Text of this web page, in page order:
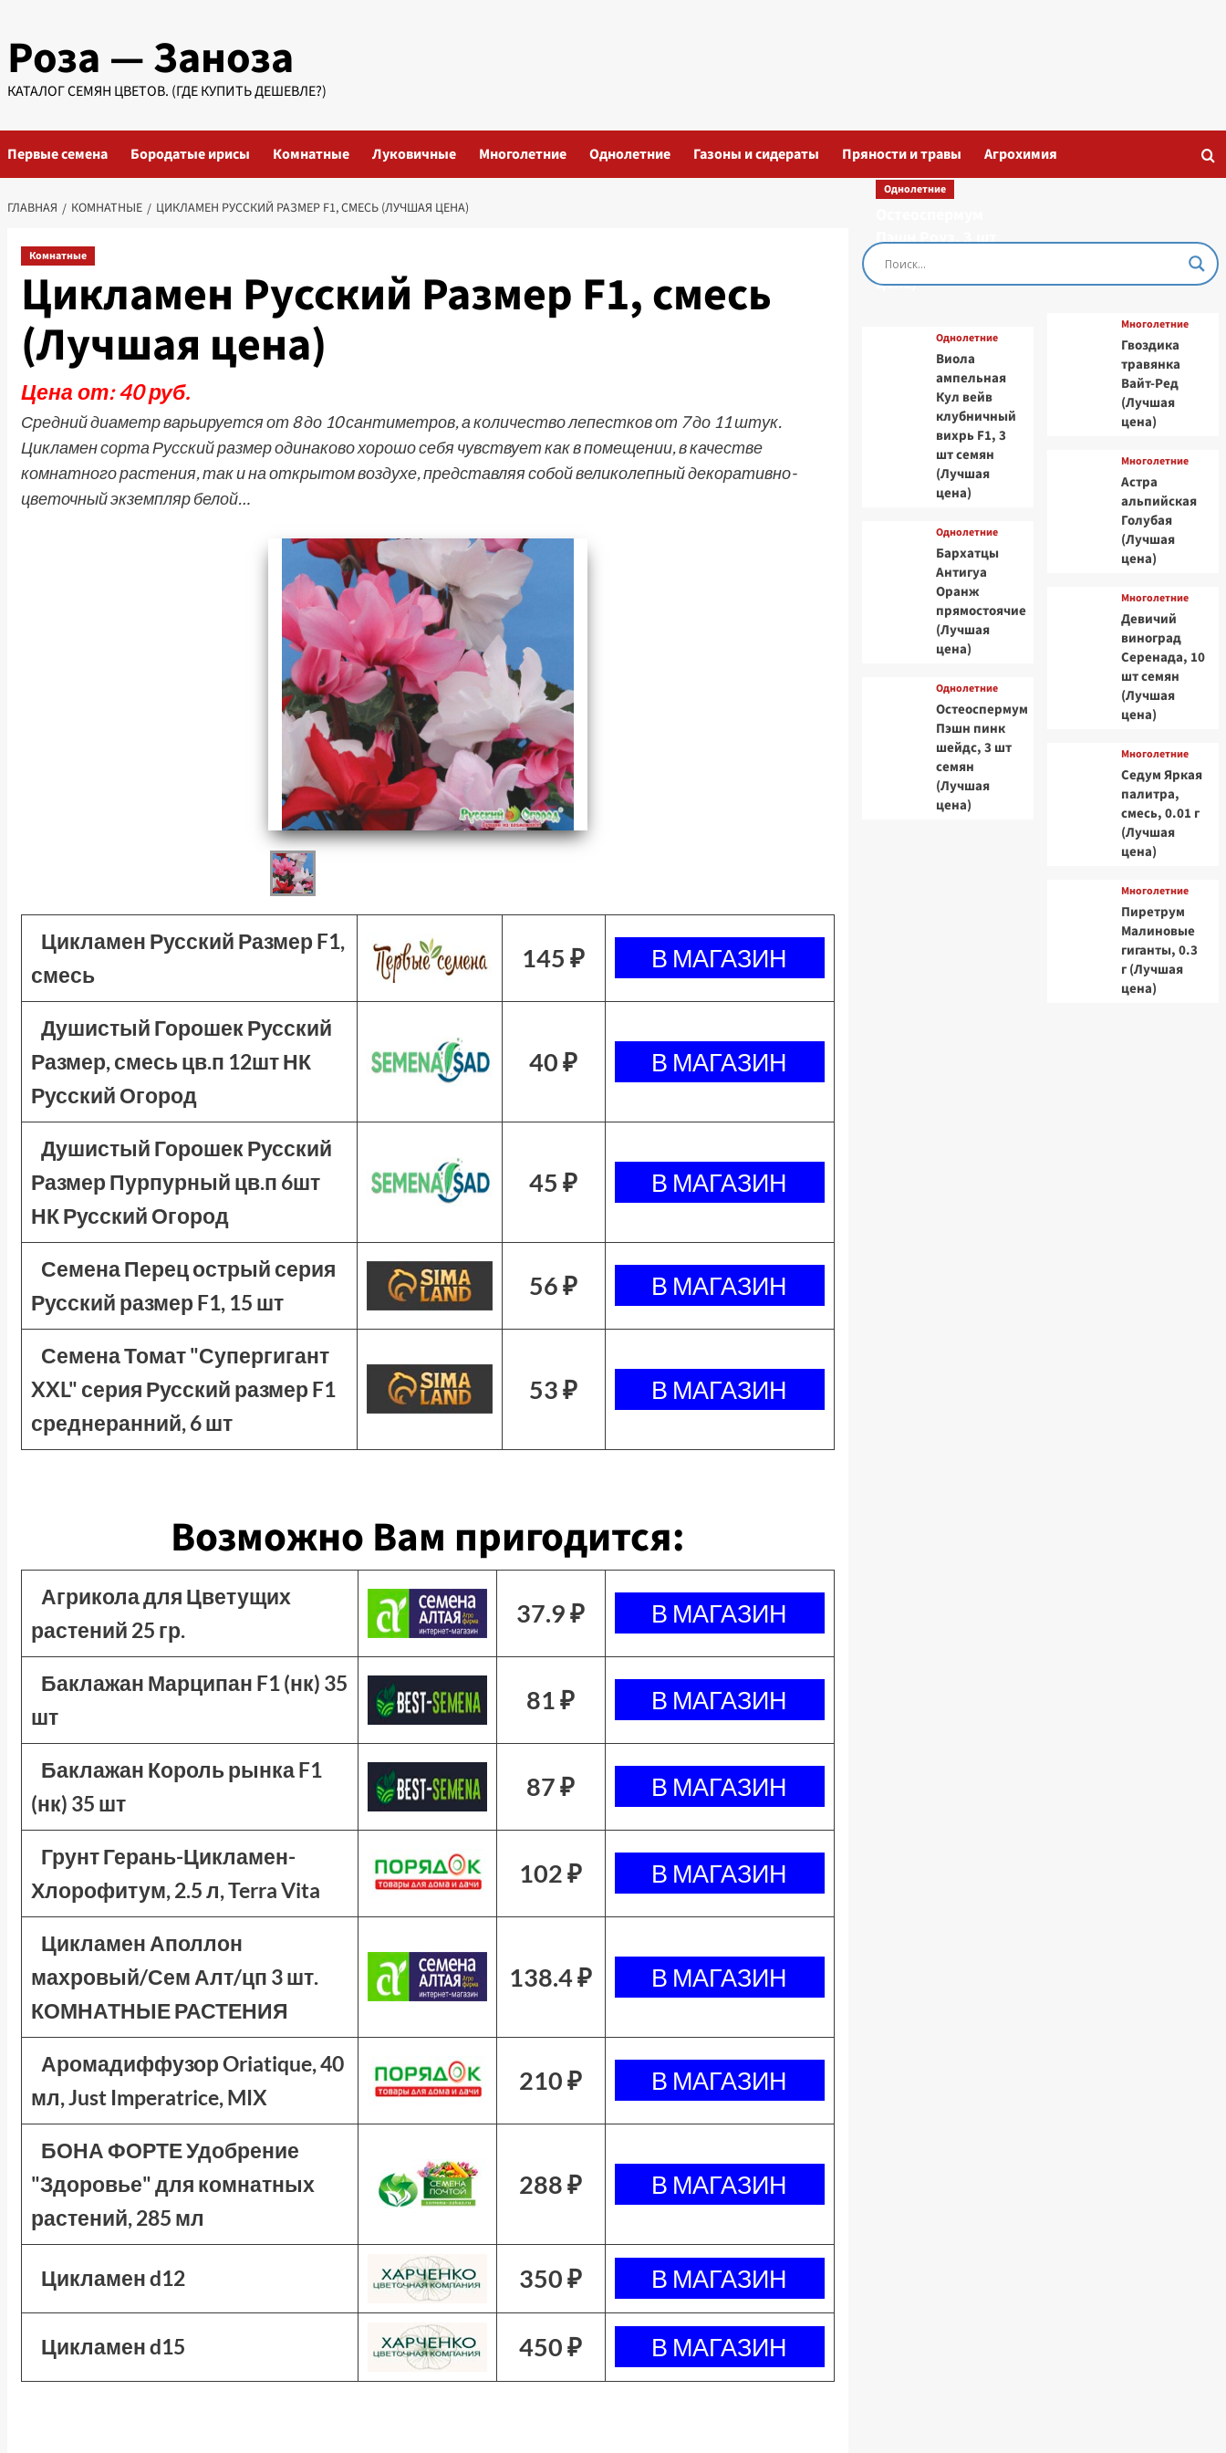
содержимому
Роза — Заноза
КАТАЛОГ СЕМЯН ЦВЕТОВ. (ГДЕ КУПИТЬ ДЕШЕВЛЕ?)
Первые семена Бородатые ирисы Комнатные Луковичные Многолетние Однолетние Газоны и сидераты Пряности и травы Агрохимия
ГЛАВНАЯ КОМНАТНЫЕ ЦИКЛАМЕН РУССКИЙ РАЗМЕР F1, СМЕСЬ (ЛУЧШАЯ ЦЕНА)
Комнатные
Цикламен Русский Размер F1, смесь
(Лучшая цена)
Цена от: 40 руб.
Средний диаметр варьируется от 8 до 10 сантиметров, а количество лепестков от 7 до 11 штук.
Цикламен сорта Русский размер одинаково хорошо себя чувствует как в помещении, в качестве
комнатного растения, так и на открытом воздухе, представляя собой великолепный декоративно-
цветочный экземпляр белой…
Цикламен Русский Размер F1,
смесь
145 ₽
Душистый Горошек Русский
Размер, смесь цв.п 12шт НК
Русский Огород
40 ₽
Душистый Горошек Русский
Размер Пурпурный цв.п 6шт
НК Русский Огород
45 ₽
Семена Перец острый серия
Русский размер F1, 15 шт
56 ₽
Семена Томат "Супергигант
XXL" серия Русский размер F1
среднеранний, 6 шт
53 ₽
Возможно Вам пригодится:
Агрикола для Цветущих
растений 25 гр.
37.9 ₽
Баклажан Марципан F1 (нк) 35
шт
81 ₽
Баклажан Король рынка F1
(нк) 35 шт
87 ₽
Грунт Герань-Цикламен-
Хлорофитум, 2.5 л, Terra Vita
102 ₽
Цикламен Аполлон
махровый/Сем Алт/цп 3 шт.
КОМНАТНЫЕ РАСТЕНИЯ
138.4 ₽
Аромадиффузор Oriatique, 40
мл, Just Imperatrice, MIX
210 ₽
БОНА ФОРТЕ Удобрение
"Здоровье" для комнатных
растений, 285 мл
288 ₽
Цикламен d12 350 ₽
Цикламен d15 450 ₽
Однолетние
Пэшн Роуз, 3 шт
семян (Лучшая
цена)
Однолетние
Виола
ампельная
Кул вейв
клубничный
вихрь F1, 3
шт семян
(Лучшая
цена)
Однолетние
Бархатцы
Антигуа
Оранж
прямостоячие
(Лучшая
цена)
Однолетние
Остеоспермум
Пэшн пинк
шейдс, 3 шт
семян
(Лучшая
цена)
Многолетние
Гвоздика
травянка
Вайт-Ред
(Лучшая
цена)
Многолетние
Астра
альпийская
Голубая
(Лучшая
цена)
Многолетние
Девичий
виноград
Серенада, 10
шт семян
(Лучшая
цена)
Многолетние
Седум Яркая
палитра,
смесь, 0.01 г
(Лучшая
цена)
Многолетние
Пиретрум
Малиновые
гиганты, 0.3
г (Лучшая
цена)